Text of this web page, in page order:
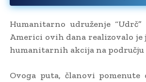
Humanitarno udruženje
Americi ovih dana realizovalo je
humanitarnih akcija na području
Ovoga puta, članovi pomenute